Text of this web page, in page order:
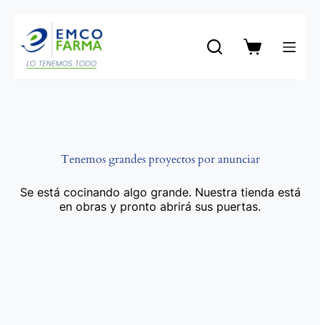
contenido
Carro
Tenemos grandes proyectos por anunciar
Se está cocinando algo grande. Nuestra tienda está
en obras y pronto abrirá sus puertas.